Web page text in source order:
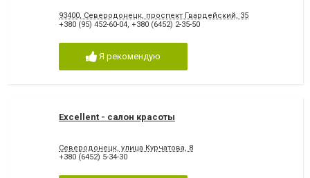
93400, Северодонецк, проспект Гвардейский, 35
+380 (95) 452-60-04 +380 (6452) 2-35-50
Я рекомендую
Excellent - салон красоты
Северодонецк, улица Курчатова, 8
+380 (6452) 5-34-30